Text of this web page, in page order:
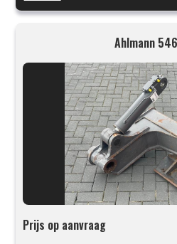
Ahlmann
Prijs op aanvraag